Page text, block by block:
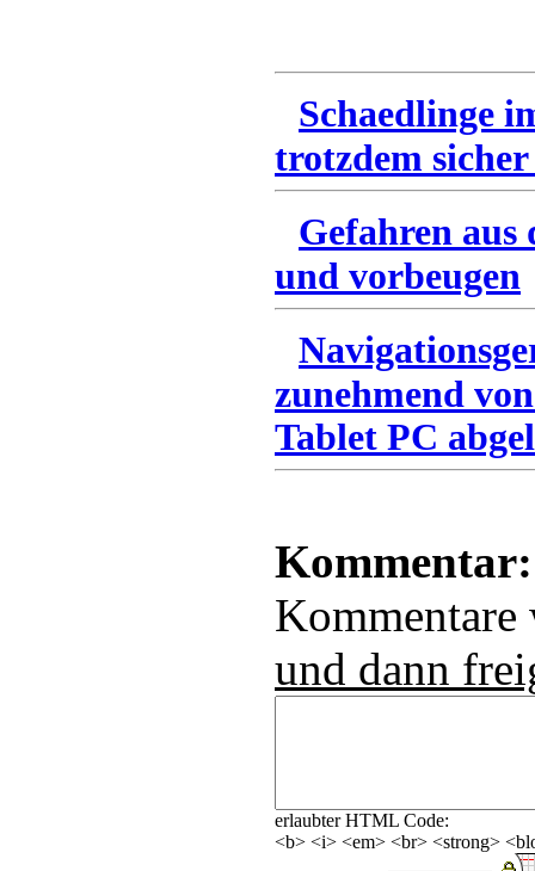
Schaedlinge
trotzdem
Gefahren
und vorbeugen
zunehmend
Tablet PC
Kommentar:
und dann
erlaubter HTML Code:
<b> <i> <em> <br> <strong>